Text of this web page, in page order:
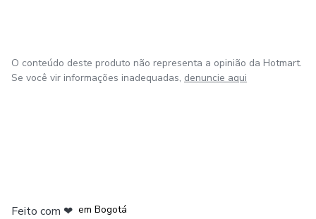
O conteúdo deste produto não representa a opinião da Hotmart.
Se você vir informações inadequadas, denuncie aqui
Feito com ❤ em Bogotá